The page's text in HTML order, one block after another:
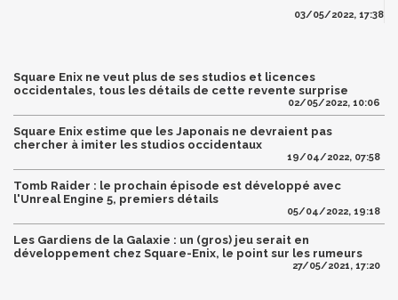
03/05/2022, 17:38
Square Enix ne veut plus de ses studios et licences
occidentales, tous les détails de cette revente surprise
02/05/2022, 10:06
Square Enix estime que les Japonais ne devraient pas
chercher à imiter les studios occidentaux
19/04/2022, 07:58
Tomb Raider : le prochain épisode est développé avec
l'Unreal Engine 5, premiers détails
05/04/2022, 19:18
Les Gardiens de la Galaxie : un (gros) jeu serait en
développement chez Square-Enix, le point sur les rumeurs
27/05/2021, 17:20